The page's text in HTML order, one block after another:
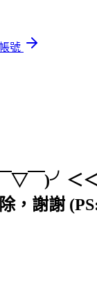
號
▽￣)╯＜
，謝謝